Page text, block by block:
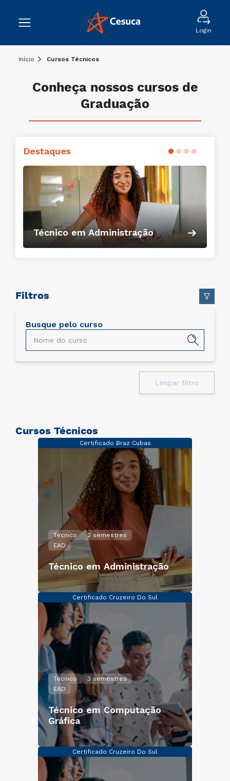
Login
Início Cursos Técnicos
Filtros
Busque pelo curso
Limpar filtro
Conheça nossos cursos de
Graduação
Destaques
Técnico em Administração
Conheça o curso
Cursos Técnicos
Certificado Braz Cubas
Técnico
2 semestres
EAD
Técnico em Administração
Certificado Cruzeiro Do Sul
Técnico
3 semestres
EAD
Técnico em Computação
Gráfica
Certificado Cruzeiro Do Sul